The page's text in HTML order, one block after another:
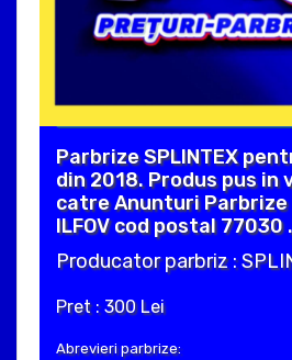
Parbrize SPLINTEX
din 2018. Produs pus in
catre Anunturi Parbrize
ILFOV cod postal 77030 .
Producator parbriz :
Pret : 300 Lei
Abrevieri parbrize: